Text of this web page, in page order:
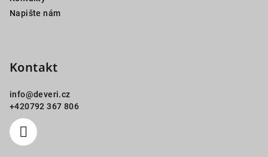
Napište nám
Kontakt
info@deveri.cz
+420792 367 806